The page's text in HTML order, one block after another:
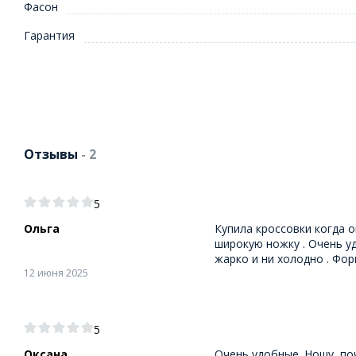
Фасон
Гарантия
Отзывы - 2
5
Ольга
12 июня 2025
Купила кроссовки
широкую ножку . Очень
жарко и ни холодно .
5